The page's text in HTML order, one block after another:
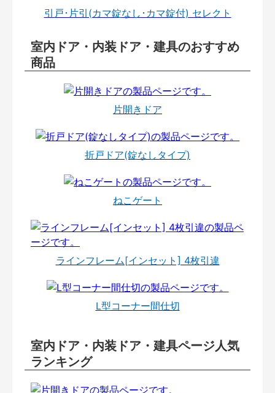
引戸･片引(カマ錠なし･カマ錠付) セレクト
室内ドア・内装ドア・建具のおすすめ
商品
片開きドア
折戸ドア(錠なしタイプ)
ねこゲート
ラインフレーム[インセット] 4枚引違
L型コーナー間仕切
室内ドア・内装ドア・建具ページ人気
ランキング